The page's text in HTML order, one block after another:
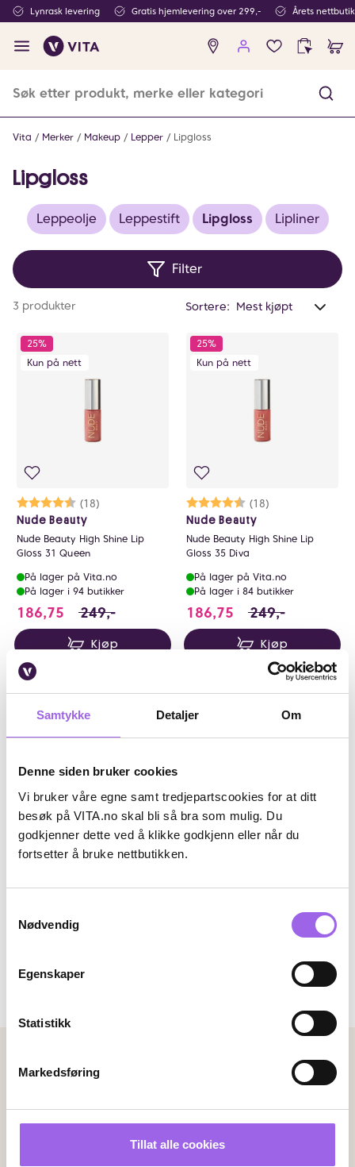
Samtykke Detaljer Om
Denne siden bruker cookies
Vi bruker våre egne samt tredjepartscookies for at ditt
besøk på VITA.no skal bli så bra som mulig. Du
godkjenner dette ved å klikke godkjenn eller når du
fortsetter å bruke nettbutikken.
Nødvendig
Egenskaper
Statistikk
Markedsføring
Tillat alle cookies
Lynrask levering Gratis hjemlevering over 299,- Årets
Ingen
produkter
Vita Merker Makeup Lepper Lipgloss
Lipgloss
Leppeolje Leppestift Lipgloss Lipliner
Filter
3 produkter Sortere:
25%
Kun på nett
Karakter:
(18)
4.1 av 5 mulige
Nude Beauty
Nude Beauty High Shine Lip
Gloss 31 Queen
På lager på Vita.no
På lager i 94 butikker
186,75 186.75 i stedet for 249 NOK, du sparer 62.25
249,-
Kjøp
25%
Kun på nett
Karakter:
(18)
4.1 av 5 mulige
Nude Beauty
Nude Beauty High Shine Lip
Gloss 35 Diva
På lager på Vita.no
På lager i 84 butikker
186,75 186.75 i stedet
249,-
Kjøp
Kun på nett
Karakter:
(18)
4.1 av 5 mulige
På lager på Vita.no
Leveringsalternativer